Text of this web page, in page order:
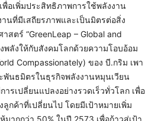
พื่อเพิ่มประสิทธิภาพการใช้พลังงาน
นที่มีเสถียรภาพและเป็นมิตรต่อสิ่ง
สตร์ “GreenLeap – Global and
พลังให้กับสังคมโลกด้วยความโอบอ้อม
Compassionately) ของ บี.กริม เพา
พันธมิตรในธุรกิจพลังงานหมุนเวียน
รเปลี่ยนแปลงอย่างรวดเร็วทั่วโลก เพื่อ
กค้าที่เปลี่ยนไป โดยมีเป้าหมายเพิ่ม
ากกว่า 50% ในปี 2573 เพื่อก้าวสู่เป้า